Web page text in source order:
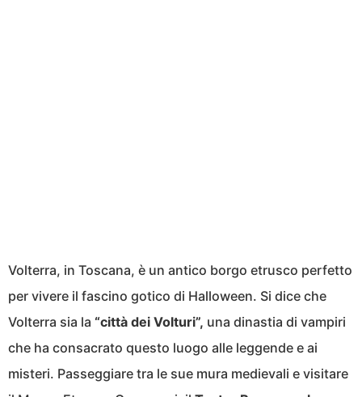
Volterra, in Toscana, è un antico borgo etrusco perfetto
per vivere il fascino gotico di Halloween. Si dice che
Volterra sia la “città dei Volturi”, una dinastia di vampiri
che ha consacrato questo luogo alle leggende e ai
misteri. Passeggiare tra le sue mura medievali e visitare